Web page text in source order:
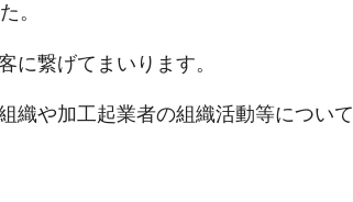
。
繋げてまいります。
や加工起業者の組織活動等につい